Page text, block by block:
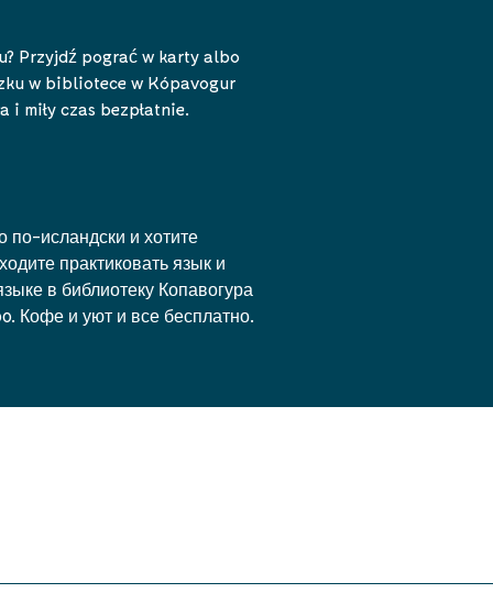
Przyjdź pograć w karty albo
w bibliotece w Kópavogur
i miły czas bezpłatnie.
по-исландски и хотите
практиковать язык и
в библиотеку Копавогура
Кофе и уют и все бесплатно.